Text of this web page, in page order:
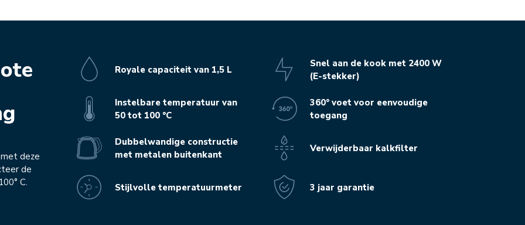
deze
de
C.
Royale capaciteit van 1,5 L
Instelbare temperatuur van
50 tot 100 °C
Dubbelwandige constructie
met metalen buitenkant
Stijlvolle temperatuurmeter
Snel aan de kook met 2400 W
(E-stekker)
360° voet voor eenvoudige
toegang
Verwijderbaar kalkfilter
3 jaar garantie